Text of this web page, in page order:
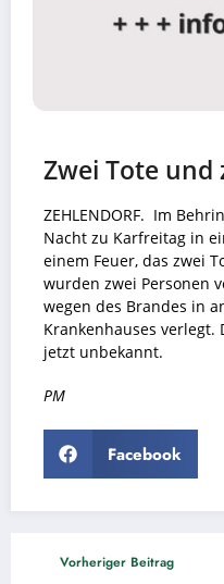
Zwei Tote und
ZEHLENDORF. Im
Nacht zu Karfreitag in
einem Feuer, das zwei
wurden zwei Personen
wegen des Brandes in
Krankenhauses verlegt.
jetzt unbekannt.
PM
Facebook
Vorheriger Beitrag